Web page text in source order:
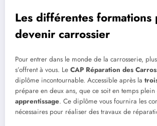
Les différentes formations
devenir carrossier
Pour entrer dans le monde de la carrosserie,
s’offrent à vous. Le CAP Réparation des
diplôme incontournable. Accessible après la
prépare en deux ans, que ce soit en temps plein
apprentissage. Ce diplôme vous fournira les
nécessaires pour réaliser des travaux de